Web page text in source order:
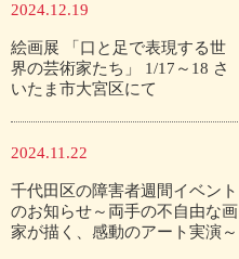
2024.12.19
絵画展 「口と足で表現する世
界の芸術家たち」 1/17～18 さ
いたま市大宮区にて
2024.11.22
千代田区の障害者週間イベント
のお知らせ～両手の不自由な画
家が描く、感動のアート実演～